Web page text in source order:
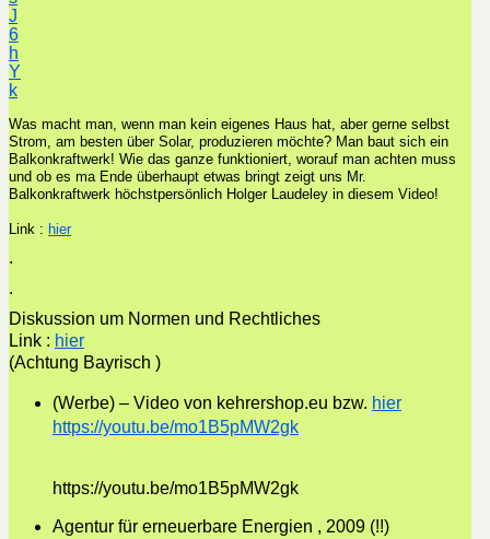
J
6
h
Y
k
Was macht man, wenn man kein eigenes Haus hat, aber gerne selbst
Strom, am besten über Solar, produzieren möchte? Man baut sich ein
Balkonkraftwerk! Wie das ganze funktioniert, worauf man achten muss
und ob es ma Ende überhaupt etwas bringt zeigt uns Mr.
Balkonkraftwerk höchstpersönlich Holger Laudeley in diesem Video!
Link : hier
.
.
Diskussion um Normen und Rechtliches
Link : hier
(Achtung Bayrisch )
(Werbe) – Video von kehrershop.eu bzw. hier
https://youtu.be/mo1B5pMW2gk
https://youtu.be/mo1B5pMW2gk
Agentur für erneuerbare Energien , 2009 (!!)